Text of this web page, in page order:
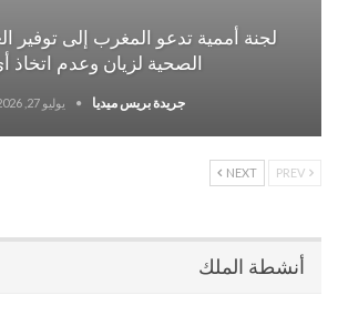
لجنة أممية تدعو المغرب إلى توفير
الصحية لزيان وعدم اتخاذ
جريدة بريس ميديا يوليو 27, 2026
NEXT
أنشطة الملك